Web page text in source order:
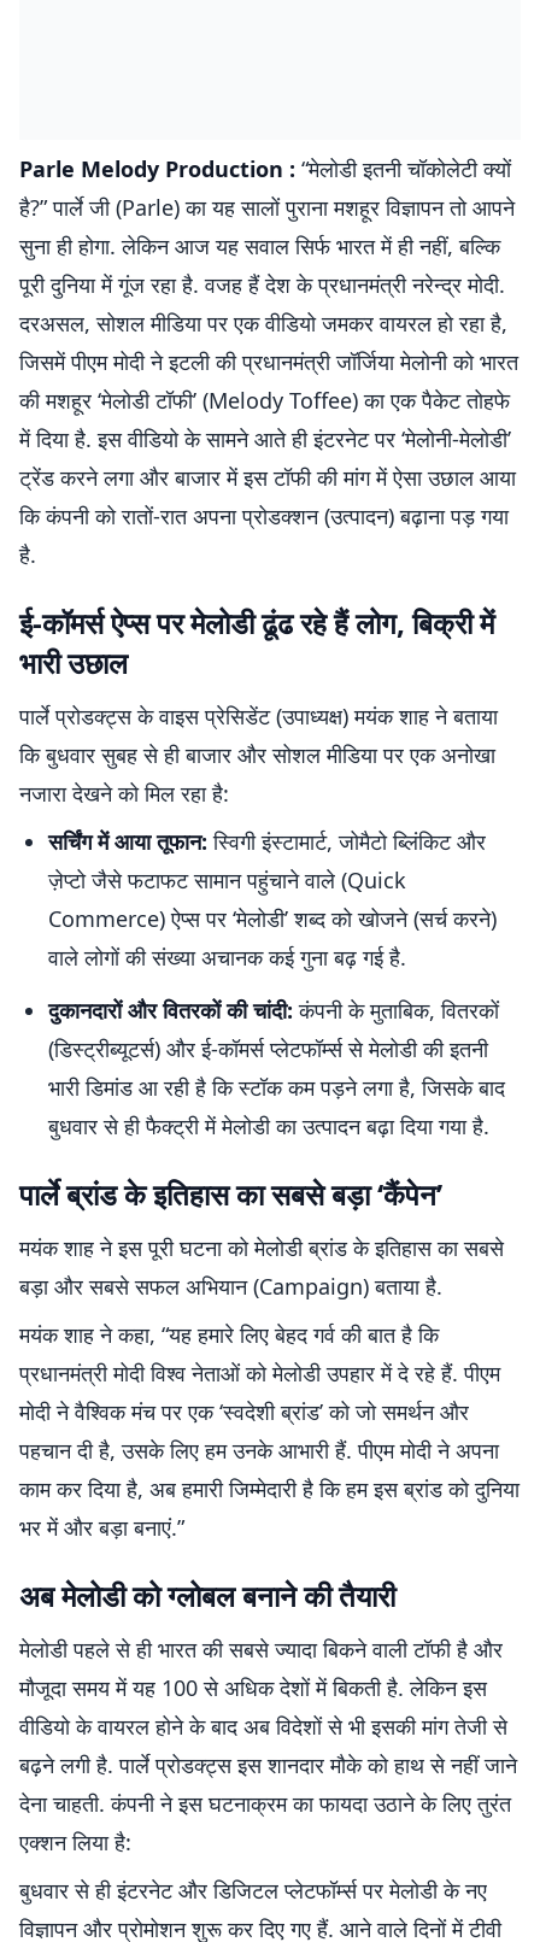
Parle Melody Production : “मेलोडी इतनी चॉकोलेटी क्यों
है?” पार्ले जी (Parle) का यह सालों पुराना मशहूर विज्ञापन तो आपने
सुना ही होगा. लेकिन आज यह सवाल सिर्फ भारत में ही नहीं, बल्कि
पूरी दुनिया में गूंज रहा है. वजह हैं देश के प्रधानमंत्री नरेन्द्र मोदी.
दरअसल, सोशल मीडिया पर एक वीडियो जमकर वायरल हो रहा है,
जिसमें पीएम मोदी ने इटली की प्रधानमंत्री जॉर्जिया मेलोनी को भारत
की मशहूर ‘मेलोडी टॉफी’ (Melody Toffee) का एक पैकेट तोहफे
में दिया है. इस वीडियो के सामने आते ही इंटरनेट पर ‘मेलोनी-मेलोडी’
ट्रेंड करने लगा और बाजार में इस टॉफी की मांग में ऐसा उछाल आया
कि कंपनी को रातों-रात अपना प्रोडक्शन (उत्पादन) बढ़ाना पड़ गया
है.
ई-कॉमर्स ऐप्स पर मेलोडी ढूंढ रहे हैं लोग, बिक्री में
भारी उछाल
पार्ले प्रोडक्ट्स के वाइस प्रेसिडेंट (उपाध्यक्ष) मयंक शाह ने बताया
कि बुधवार सुबह से ही बाजार और सोशल मीडिया पर एक अनोखा
नजारा देखने को मिल रहा है:
सर्चिंग में आया तूफान: स्विगी इंस्टामार्ट, जोमैटो ब्लिंकिट और
ज़ेप्टो जैसे फटाफट सामान पहुंचाने वाले (Quick
Commerce) ऐप्स पर ‘मेलोडी’ शब्द को खोजने (सर्च करने)
वाले लोगों की संख्या अचानक कई गुना बढ़ गई है.
दुकानदारों और वितरकों की चांदी: कंपनी के मुताबिक, वितरकों
(डिस्ट्रीब्यूटर्स) और ई-कॉमर्स प्लेटफॉर्म्स से मेलोडी की इतनी
भारी डिमांड आ रही है कि स्टॉक कम पड़ने लगा है, जिसके बाद
बुधवार से ही फैक्ट्री में मेलोडी का उत्पादन बढ़ा दिया गया है.
पार्ले ब्रांड के इतिहास का सबसे बड़ा ‘कैंपेन’
मयंक शाह ने इस पूरी घटना को मेलोडी ब्रांड के इतिहास का सबसे
बड़ा और सबसे सफल अभियान (Campaign) बताया है.
मयंक शाह ने कहा, “यह हमारे लिए बेहद गर्व की बात है कि
प्रधानमंत्री मोदी विश्व नेताओं को मेलोडी उपहार में दे रहे हैं. पीएम
मोदी ने वैश्विक मंच पर एक ‘स्वदेशी ब्रांड’ को जो समर्थन और
पहचान दी है, उसके लिए हम उनके आभारी हैं. पीएम मोदी ने अपना
काम कर दिया है, अब हमारी जिम्मेदारी है कि हम इस ब्रांड को दुनिया
भर में और बड़ा बनाएं.”
अब मेलोडी को ग्लोबल बनाने की तैयारी
मेलोडी पहले से ही भारत की सबसे ज्यादा बिकने वाली टॉफी है और
मौजूदा समय में यह 100 से अधिक देशों में बिकती है. लेकिन इस
वीडियो के वायरल होने के बाद अब विदेशों से भी इसकी मांग तेजी से
बढ़ने लगी है. पार्ले प्रोडक्ट्स इस शानदार मौके को हाथ से नहीं जाने
देना चाहती. कंपनी ने इस घटनाक्रम का फायदा उठाने के लिए तुरंत
एक्शन लिया है:
बुधवार से ही इंटरनेट और डिजिटल प्लेटफॉर्म्स पर मेलोडी के नए
विज्ञापन और प्रोमोशन शुरू कर दिए गए हैं. आने वाले दिनों में टीवी